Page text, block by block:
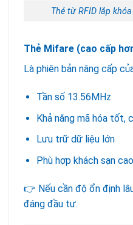
Thẻ từ RFID lắp
Thẻ Mifare (cao cấp
Là phiên bản nâng cấp
Tần số 13.56MHz
Khả năng mã hóa tốt,
Lưu trữ dữ liệu lớn
Phù hợp khách sạn
👉 Nếu cần độ ổn định
đáng đầu tư.